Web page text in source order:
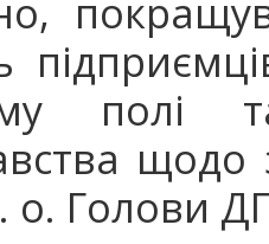
полі
щодо
о. Голови